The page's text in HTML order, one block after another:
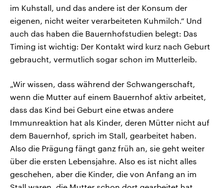
im Kuhstall, und das andere ist der Konsum der
eigenen, nicht weiter verarbeiteten Kuhmilch.“ Und
auch das haben die Bauernhofstudien belegt: Das
Timing ist wichtig: Der Kontakt wird kurz nach Geburt
gebraucht, vermutlich sogar schon im Mutterleib.
„Wir wissen, dass während der Schwangerschaft,
wenn die Mutter auf einem Bauernhof aktiv arbeitet,
dass das Kind bei Geburt eine etwas andere
Immunreaktion hat als Kinder, deren Mütter nicht auf
dem Bauernhof, sprich im Stall, gearbeitet haben.
Also die Prägung fängt ganz früh an, sie geht weiter
über die ersten Lebensjahre. Also es ist nicht alles
geschehen, aber die Kinder, die von Anfang an im